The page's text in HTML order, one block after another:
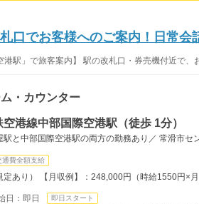
口でお客様へのご案内！日常会
港駅」で旅客案内】 駅の改札口・券売機付近で、
・カウンター
港線中部国際空港駅（徒歩 1分）
と中部国際空港駅の両方の勤務あり／ 常滑市セ
通費全額支給
あり） 【月収例】：248,000円（時給1550円×月
：即日 即日スタート